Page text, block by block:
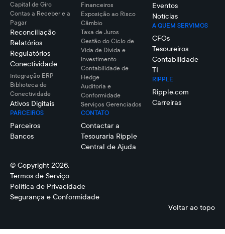
Capital de Giro
Contas a Receber e a
Pagar
Reconciliação
Relatórios
Regulatórios
Conectividade
Integração ERP
Biblioteca de
Conectividade
Ativos Digitais
PARCEIROS
Parceiros
Bancos
Financeiros
Exposição ao Risco
Câmbio
Taxa de Juros
Gestão do Ciclo de
Vida de Dívida e
Investimento
Contabilidade de
Hedge
Auditoria e
Conformidade
Serviços Gerenciados
CONTATO
Contactar a
Tesouraria Ripple
Central de Ajuda
Eventos
Notícias
A QUEM SERVIMOS
CFOs
Tesoureiros
Contabilidade
TI
RIPPLE
Ripple.com
Carreiras
© Copyright 2026.
Termos de Serviço
Política de Privacidade
Segurança e Conformidade
Voltar ao topo